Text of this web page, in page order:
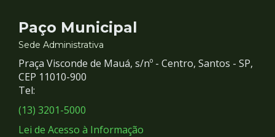
Contato
e
Redes
Sociais
Paço Municipal
Sede Administrativa
Praça Visconde de Mauá, s/nº - Centro, Santos - SP,
CEP 11010-900
Tel:
(13) 3201-5000
Lei de Acesso à Informação